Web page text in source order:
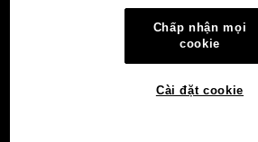
Chấp nhận mọi
cookie
Cài đặt cookie